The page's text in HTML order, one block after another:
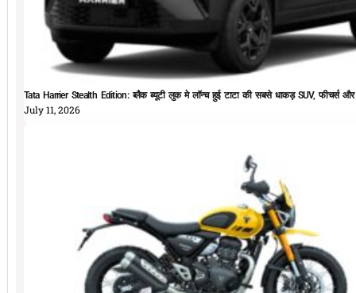
Tata Harrier Stealth Edition: ब्लैक ब्यूटी लुक मे लॉन्च हुई टाटा की सबसे धाकड़ SUV, फीचर्स
July 11, 2026